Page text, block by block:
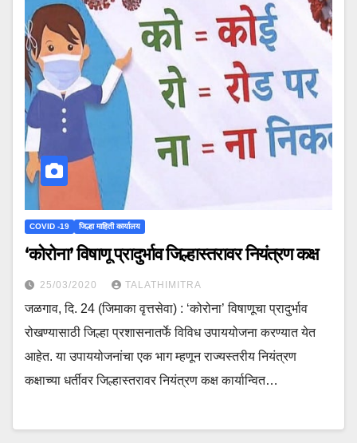
COVID -19 जिल्हा माहिती कार्यालय
‘कोरोना’ विषाणू प्रादुर्भाव जिल्हास्तरावर नियंत्रण कक्ष
25/03/2020 TALATHIMITRA
जळगाव, दि. 24 (जिमाका वृत्तसेवा) : ‘कोरोना’ विषाणूचा प्रादुर्भाव
रोखण्यासाठी जिल्हा प्रशासनातर्फे विविध उपाययोजना करण्यात येत
आहेत. या उपाययोजनांचा एक भाग म्हणून राज्यस्तरीय नियंत्रण
कक्षाच्या धर्तीवर जिल्हास्तरावर नियंत्रण कक्ष कार्यान्वित…